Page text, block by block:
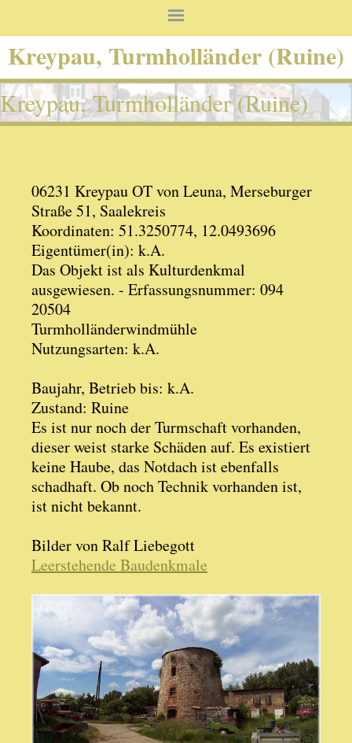
Kreypau, Turmholländer (Ruine)
Kreypau, Turmholländer (Ruine)
06231 Kreypau OT von Leuna, Merseburger
Straße 51, Saalekreis
Koordinaten: 51.3250774, 12.0493696
Eigentümer(in): k.A.
Das Objekt ist als Kulturdenkmal
ausgewiesen. - Erfassungsnummer: 094
20504
Turmholländerwindmühle
Nutzungsarten: k.A.
Baujahr, Betrieb bis: k.A.
Zustand: Ruine
Es ist nur noch der Turmschaft vorhanden,
dieser weist starke Schäden auf. Es existiert
keine Haube, das Notdach ist ebenfalls
schadhaft. Ob noch Technik vorhanden ist,
ist nicht bekannt.
Bilder von Ralf Liebegott
Leerstehende Baudenkmale